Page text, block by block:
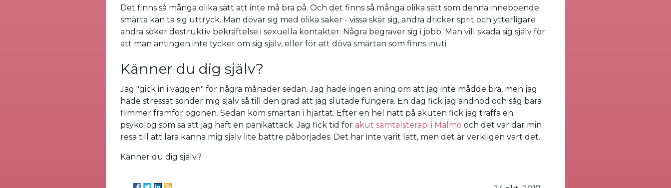
Det finns så många olika sätt att inte må bra på. Och det finns så många olika sätt som denna inneboende
smärta kan ta sig uttryck. Man dövar sig med olika saker - vissa skär sig, andra dricker sprit och ytterligare
andra söker destruktiv bekräftelse i sexuella kontakter. Några begraver sig i jobb. Man vill skada sig själv för
att man antingen inte tycker om sig själv, eller för att döva smärtan som finns inuti.
Känner du dig själv?
Jag "gick in i väggen" för några månader sedan. Jag hade ingen aning om att jag inte mådde bra, men jag
hade stressat sönder mig själv så till den grad att jag slutade fungera. En dag fick jag andnöd och såg bara
flimmer framför ögonen. Sedan kom smärtan i hjärtat. Efter en hel natt på akuten fick jag träffa en
psykolog som sa att jag haft en panikattack. Jag fick tid för akut samtalsterapi i Malmö och det var där min
resa till att lära känna mig själv lite bättre påbörjades. Det har inte varit lätt, men det är verkligen värt det.
Känner du dig själv?